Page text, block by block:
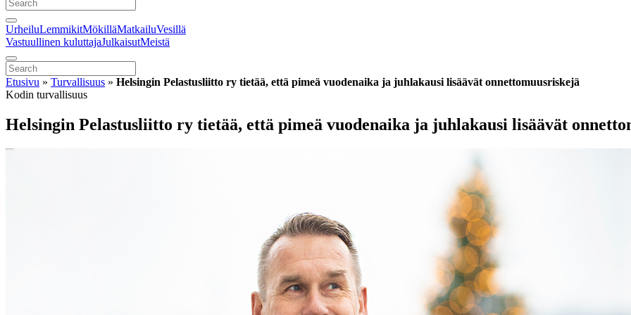
UrheiluLemmikitMökilläMatkailuVesillä
Vastuullinen kuluttajaJulkaisutMeistä
Etusivu » Turvallisuus » Helsingin Pelastusliitto ry tietää, että pimeä vuodenaika ja juhlakausi lisäävät onnettomuusriskejä
Kodin turvallisuus
Helsingin Pelastusliitto ry tietää, että pimeä vuodenaika ja juhlakausi lisäävät